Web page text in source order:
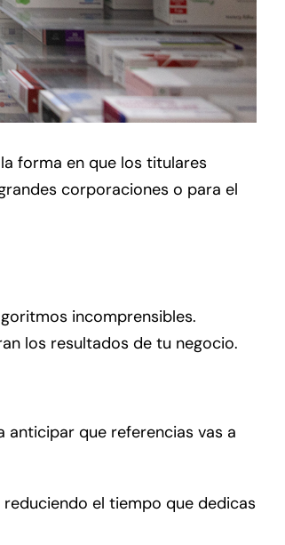
forma en que los titulares
corporaciones o para el
incomprensibles.
los resultados de tu negocio.
anticipar que referencias vas a
el tiempo que dedicas